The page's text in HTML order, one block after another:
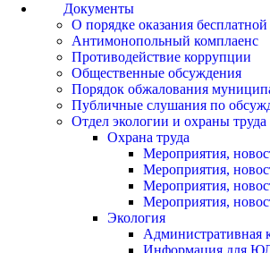
Документы
О порядке оказания
Антимонопольный комплаенс
Противодействие коррупции
Общественные обсуждения
Порядок обжалования
Публичные слушания по
Отдел экологии и охраны труда
Охрана труда
Мероприятия,
Мероприятия,
Мероприятия,
Мероприятия,
Экология
Административная